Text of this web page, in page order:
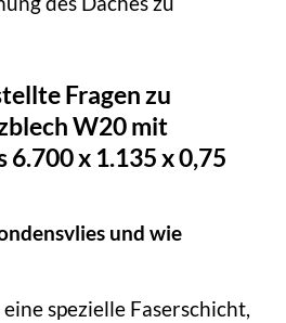
Fragen zu
W20 mit
x 1.135 x 0,75
und wie
spezielle Faserschicht,